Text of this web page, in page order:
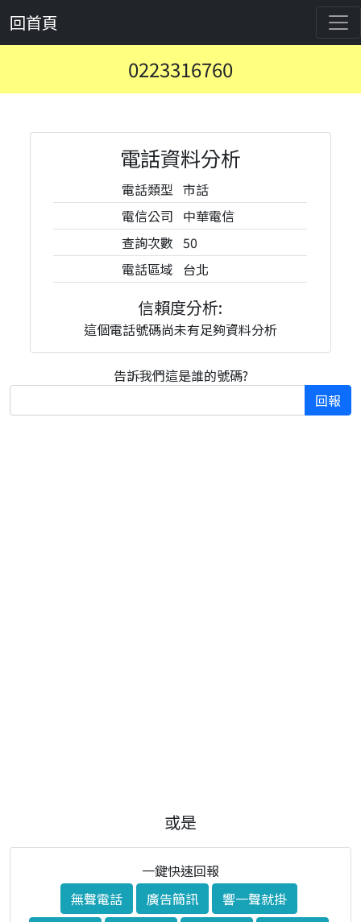
回首頁
0223316760
電話資料分析
電話類型 市話
電信公司 中華電信
查詢次數 50
電話區域 台北
信賴度分析:
這個電話號碼尚未有足夠資料分析
告訴我們這是誰的號碼?
回報
或是
一鍵快速回報
無聲電話
廣告簡訊
響一聲就掛